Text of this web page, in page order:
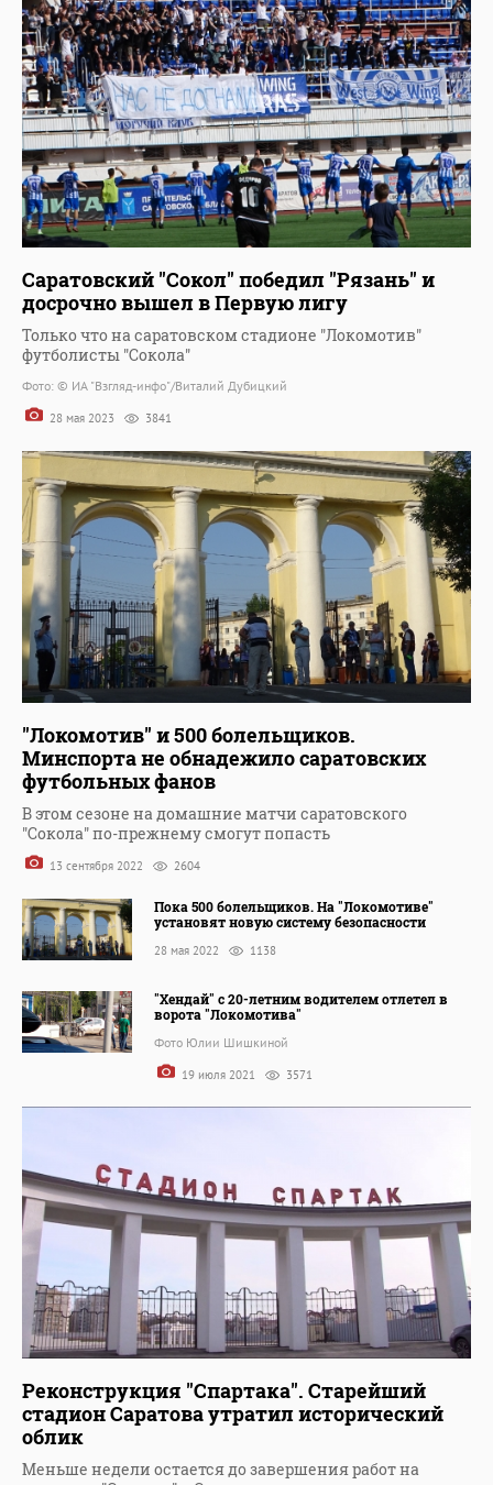
Саратовский "Сокол" победил "Рязань" и
досрочно вышел в Первую лигу
Только что на саратовском стадионе "Локомотив"
футболисты "Сокола"
Фото: © ИА "Взгляд-инфо"/Виталий Дубицкий
28 мая 2023 3841
"Локомотив" и 500 болельщиков.
Минспорта не обнадежило саратовских
футбольных фанов
В этом сезоне на домашние матчи саратовского
"Сокола" по-прежнему смогут попасть
13 сентября 2022 2604
Пока 500 болельщиков. На "Локомотиве"
установят новую систему безопасности
28 мая 2022 1138
"Хендай" с 20-летним водителем отлетел в
ворота "Локомотива"
Фото Юлии Шишкиной
19 июля 2021 3571
Реконструкция "Спартака". Старейший
стадион Саратова утратил исторический
облик
Меньше недели остается до завершения работ на